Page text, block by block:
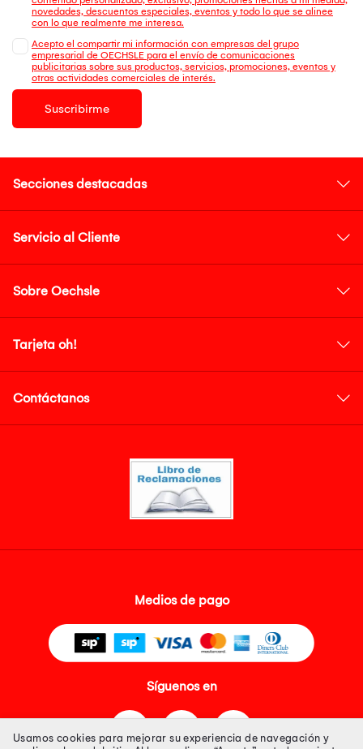
novedades, descuentos especiales, eventos y todo lo que se alinee
con lo que realmente me interesa.
Acepto el compartir mi información con empresas del grupo
empresarial de OECHSLE para el envío de comunicaciones
publicitarias sobre sus productos, servicios, promociones, eventos y
otras actividades comerciales de interés.
Suscribirme
Secciones destacadas
Servicio al Cliente
Sobre Oechsle
Tarjeta oh!
Contáctanos
Medios de pago
Síguenos en
Usamos cookies para mejorar su experiencia de navegación y